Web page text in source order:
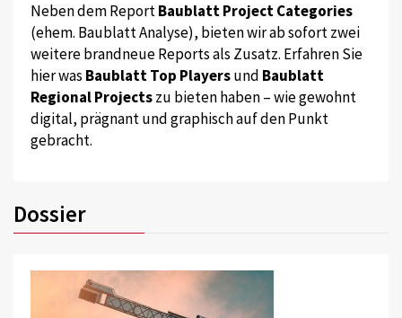
Neben dem ReportBaublatt Project Categories
(ehem. Baublatt Analyse), bieten wir ab sofort zwei
weitere brandneue Reports als Zusatz. Erfahren Sie
hier was Baublatt Top Playersund Baublatt
Regional Projectszu bieten haben – wie gewohnt
digital, prägnant und graphisch auf den Punkt
gebracht.
Dossier